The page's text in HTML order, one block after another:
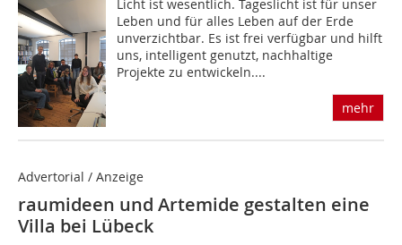
Licht ist wesentlich. Tageslicht ist für unser
Leben und für alles Leben auf der Erde
unverzichtbar. Es ist frei verfügbar und hilft
uns, intelligent genutzt, nachhaltige
Projekte zu entwickeln....
mehr
Advertorial / Anzeige
raumideen und Artemide gestalten eine
Villa bei Lübeck